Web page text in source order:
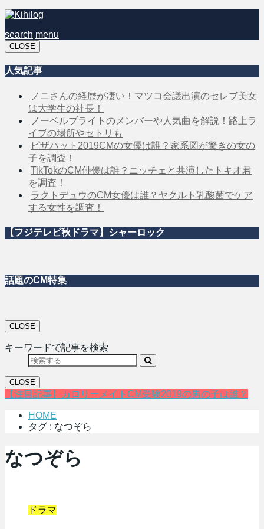
search menu
CLOSE
人気記事
ノニさんの経歴が凄い！マツコ会議出演のセレブ美女
は大学生の社長！
ノーベルブライトのメンバーや人気曲を解説！路上ラ
イブの場所やセトリも
ピザハット2019CMの女優は誰？家系図が驚きの女の
子を調査！
TikTokのCM俳優は誰？ニッチェと共演したトキオ君
を調査！
ラクトデュウのCM女優は誰？ヤクルト乳酸菌でケア
する女性を調査！
【フジテレビ秋ドラマ】シャーロック
話題のCM特集
CLOSE
キーワードで記事を検索
CLOSE
【注目記事】カロリーメイトCM受験2019の男の子は誰？
HOME
タグ : なつぞら
なつぞら
ドラマ